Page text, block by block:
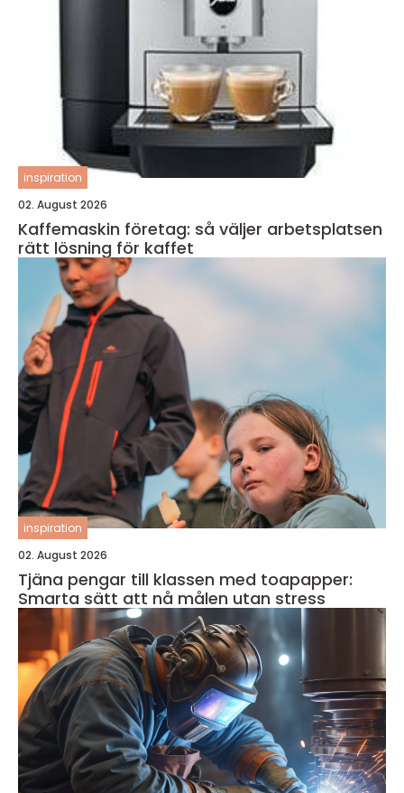
inspiration
02. August 2026
Kaffemaskin företag: så väljer arbetsplatsen
rätt lösning för kaffet
inspiration
02. August 2026
Tjäna pengar till klassen med toapapper:
Smarta sätt att nå målen utan stress